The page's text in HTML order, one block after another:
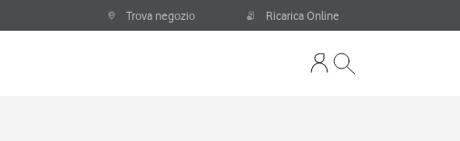
Trova negozio Ricarica Online